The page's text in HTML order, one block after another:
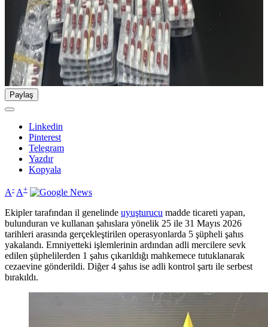
Paylaş
Linkedin
Pinterest
Telegram
Yazdır
Kopyala
A- A+
Ekipler tarafından il genelinde uyuşturucu madde ticareti yapan,
bulunduran ve kullanan şahıslara yönelik 25 ile 31 Mayıs 2026
tarihleri arasında gerçekleştirilen operasyonlarda 5 şüpheli şahıs
yakalandı. Emniyetteki işlemlerinin ardından adli mercilere sevk
edilen şüphelilerden 1 şahıs çıkarıldığı mahkemece tutuklanarak
cezaevine gönderildi. Diğer 4 şahıs ise adli kontrol şartı ile serbest
bırakıldı.